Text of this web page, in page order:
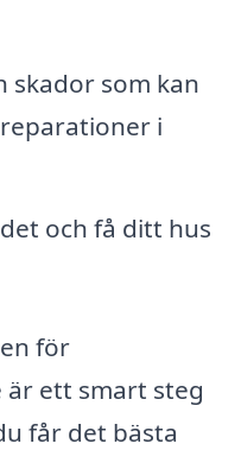
skador som kan
i
och få ditt hus
för
är ett smart steg
får det bästa